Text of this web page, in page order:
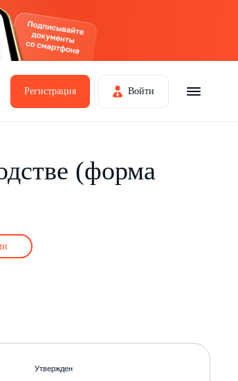
Регистрация Войти
(форма
Утвержден